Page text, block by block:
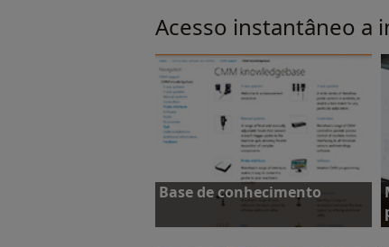
Acesso instantâneo a
Base de conhecimento